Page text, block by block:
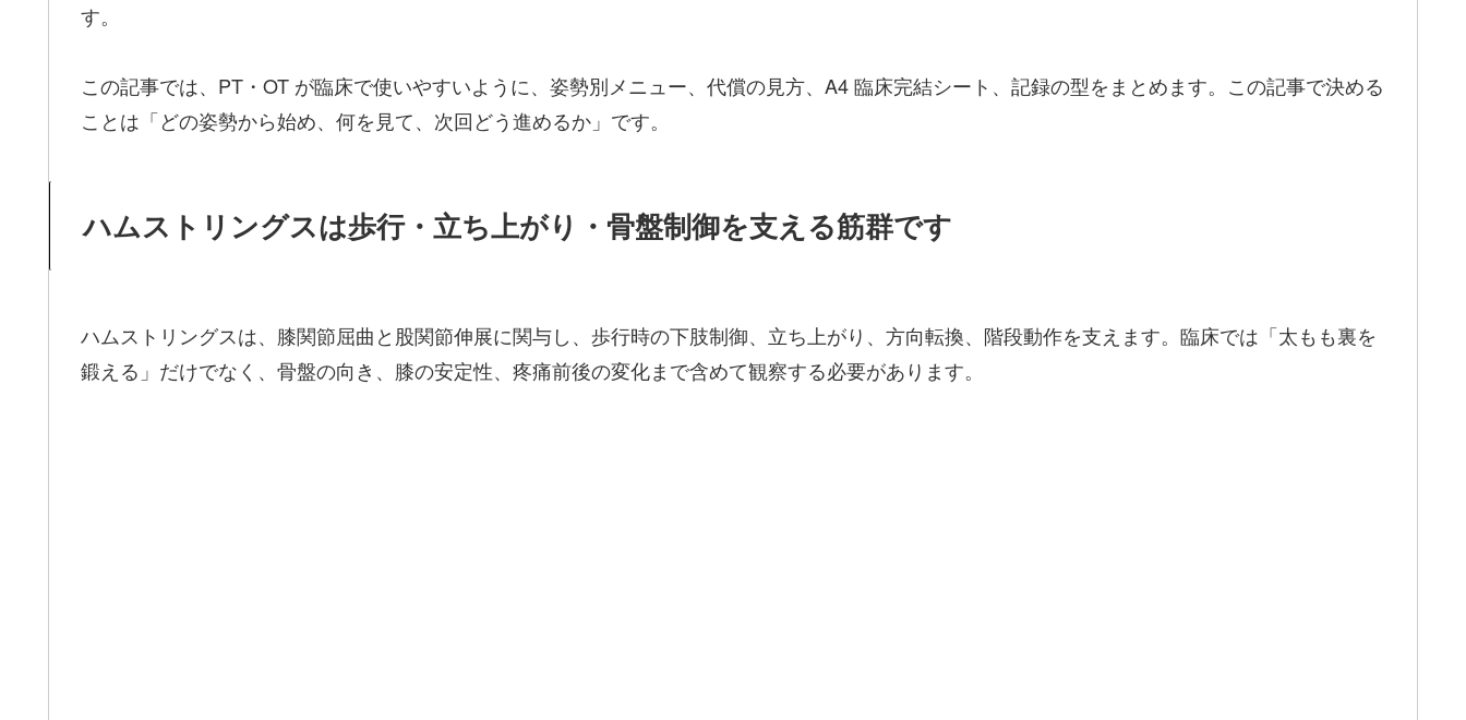
す。
この記事では、PT・OT が臨床で使いやすいように、姿勢別メニュー、代償の見方、A4 臨床完結シート、記録の型をまとめます。この記事で決める
ことは「どの姿勢から始め、何を見て、次回どう進めるか」です。
ハムストリングスは歩行・立ち上がり・骨盤制御を支える筋群です
ハムストリングスは、膝関節屈曲と股関節伸展に関与し、歩行時の下肢制御、立ち上がり、方向転換、階段動作を支えます。臨床では「太もも裏を
鍛える」だけでなく、骨盤の向き、膝の安定性、疼痛前後の変化まで含めて観察する必要があります。